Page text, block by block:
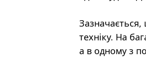
Зазначається,
техніку. На
а в одному з